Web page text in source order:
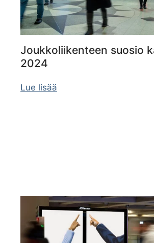
Joukkoliikenteen suosio
2024
Lue lisää